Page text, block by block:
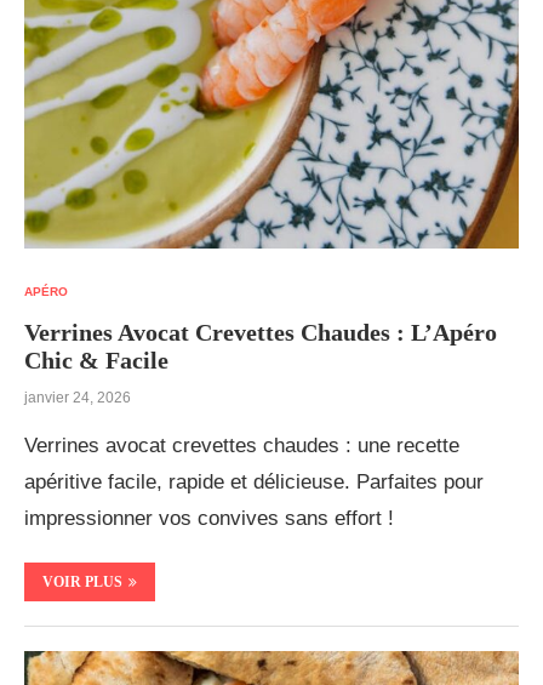
APÉRO
Verrines Avocat Crevettes Chaudes : L’Apéro
Chic & Facile
janvier 24, 2026
Verrines avocat crevettes chaudes : une recette
apéritive facile, rapide et délicieuse. Parfaites pour
impressionner vos convives sans effort !
VOIR PLUS